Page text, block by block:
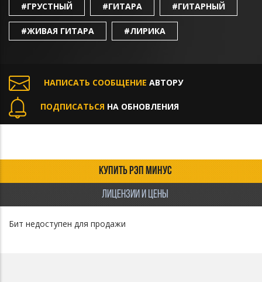
#ГРУСТНЫЙ
#ГИТАРА #ГИТАРНЫЙ
#ЖИВАЯ ГИТАРА #ЛИРИКА
НАПИСАТЬ СООБЩЕНИЕ АВТОРУ
ПОДПИСАТЬСЯ НА ОБНОВЛЕНИЯ
КУПИТЬ РЭП МИНУС
ЛИЦЕНЗИИ И ЦЕНЫ
Бит недоступен для продажи